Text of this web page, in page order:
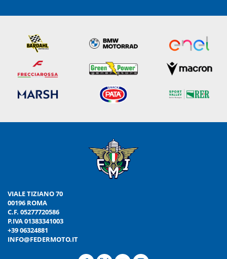
VIALE TIZIANO 70
00196 ROMA
C.F. 05277720586
P.IVA 01383341003
+39 06324881
INFO@FEDERMOTO.IT